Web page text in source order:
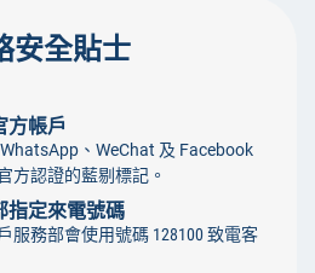
安全貼士
方帳戶
、WeChat 及 Facebook
方認證的藍剔標記。
指定來電號碼
服務部會使用號碼 128100 致電客